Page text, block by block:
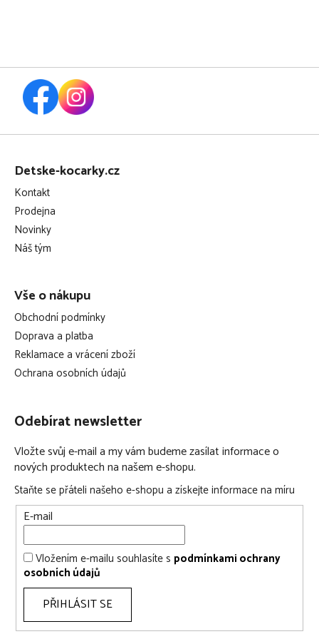
Z
Detske-kocarky.cz
Kontakt
Prodejna
Novinky
Náš tým
Vše o nákupu
Obchodní podmínky
Doprava a platba
Reklamace a vrácení zboží
Ochrana osobních údajů
Odebírat newsletter
Vložte svůj e-mail a my vám budeme zasílat informace o
nových produktech na našem e-shopu.
Staňte se přáteli našeho e-shopu a získejte informace na míru
E-mail
Vložením e-mailu souhlasíte s podmínkami ochrany
osobních údajů
PŘIHLÁSIT SE